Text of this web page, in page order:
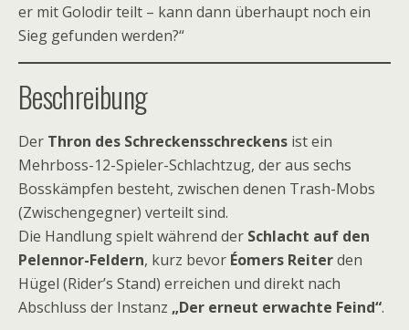
er mit Golodir teilt – kann dann überhaupt noch ein
Sieg gefunden werden?“
Beschreibung
Der Thron des Schreckensschreckens ist ein
Mehrboss-12-Spieler-Schlachtzug, der aus sechs
Bosskämpfen besteht, zwischen denen Trash-Mobs
(Zwischengegner) verteilt sind.
Die Handlung spielt während der Schlacht auf den
Pelennor-Feldern, kurz bevor Éomers Reiterden
Hügel (Rider’s Stand) erreichen und direkt nach
Abschluss der Instanz „Der erneut erwachte Feind“.